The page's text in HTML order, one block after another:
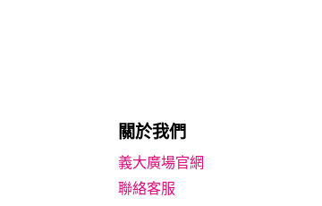
關於我們
義大廣場官網
聯絡客服